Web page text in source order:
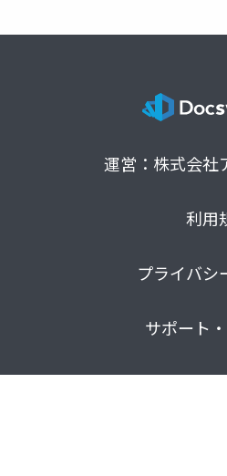
運営：株式会社
利用
プライバシ
サポート
マガ